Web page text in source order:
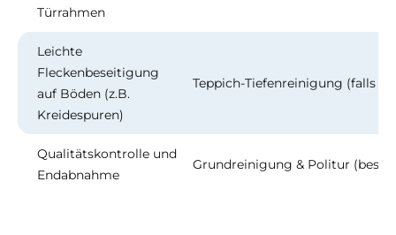
Türrahmen
Leichte
Fleckenbeseitigung
auf Böden (z.B.
Kreidespuren)
Teppich-Tiefenreinigung (falls
Qualitätskontrolle und
Endabnahme
Grundreinigung & Politur